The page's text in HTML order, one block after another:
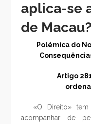
aplica-se
de Macau?
Polémica do
Artigo
«O Direito»
acompanhar de